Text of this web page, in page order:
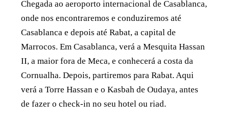
Chegada ao aeroporto internacional de Casablanca,
onde nos encontraremos e conduziremos até
Casablanca e depois até Rabat, a capital de
Marrocos. Em Casablanca, verá a Mesquita Hassan
II, a maior fora de Meca, e conhecerá a costa da
Cornualha. Depois, partiremos para Rabat. Aqui
verá a Torre Hassan e o Kasbah de Oudaya, antes
de fazer o check-in no seu hotel ou riad.